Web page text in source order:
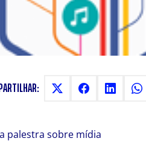
palestra sobre mídia